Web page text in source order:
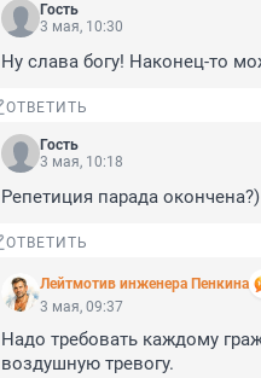
Гость
3 мая, 10:30
Ну слава богу! Наконец-то
ОТВЕТИТЬ
Гость
3 мая, 10:18
Репетиция парада окончена?)
ОТВЕТИТЬ
Лейтмотив инженера Пенкина
3 мая, 09:37
Надо требовать каждому
воздушную тревогу.